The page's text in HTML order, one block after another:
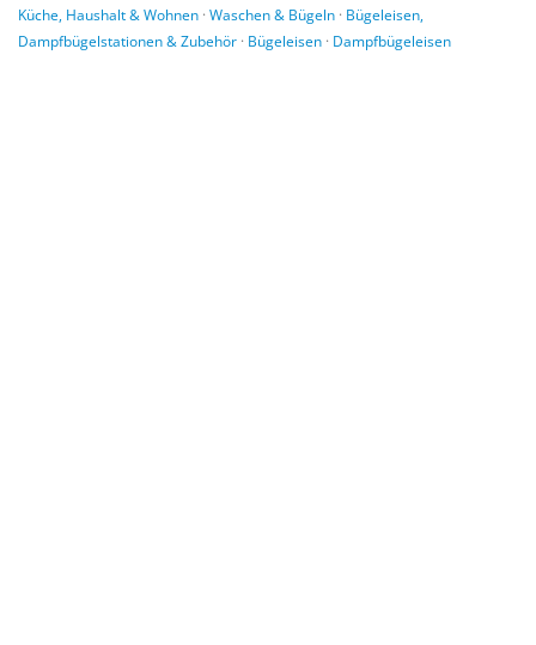
Küche, Haushalt & Wohnen · Waschen & Bügeln · Bügeleisen,
Dampfbügelstationen & Zubehör · Bügeleisen · Dampfbügeleisen